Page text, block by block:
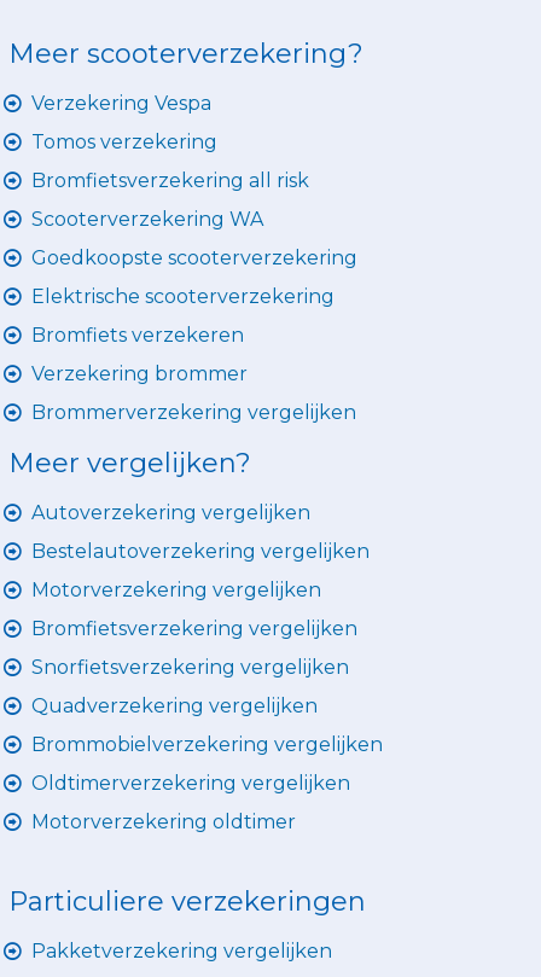
Meer scooterverzekering?
Verzekering Vespa
Tomos verzekering
Bromfietsverzekering all risk
Scooterverzekering WA
Goedkoopste scooterverzekering
Elektrische scooterverzekering
Bromfiets verzekeren
Verzekering brommer
Brommerverzekering vergelijken
Meer vergelijken?
Autoverzekering vergelijken
Bestelautoverzekering vergelijken
Motorverzekering vergelijken
Bromfietsverzekering vergelijken
Snorfietsverzekering vergelijken
Quadverzekering vergelijken
Brommobielverzekering vergelijken
Oldtimerverzekering vergelijken
Motorverzekering oldtimer
Particuliere verzekeringen
Pakketverzekering vergelijken